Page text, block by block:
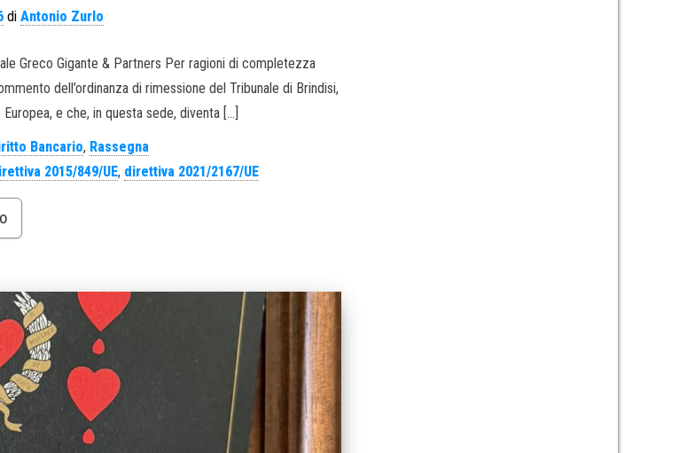
diAntonio Zurlo
Greco Gigante & Partners Per ragioni di completezza
dell’ordinanza di rimessione del Tribunale di Brindisi,
e che, in questa sede, diventa […]
Bancario, Rassegna
2015/849/UE, direttiva 2021/2167/UE